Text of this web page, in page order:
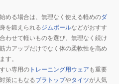
める場合は、無理なく使える軽めのダ
を鍛えられるジムボールなどがおすす
わせて軽いものを選び、無理なく続け
力アップだけでなく体の柔軟性を高め
す。
い専用の トレーニング用ウェア も重要
策にもなるブラトップやタイツが人気